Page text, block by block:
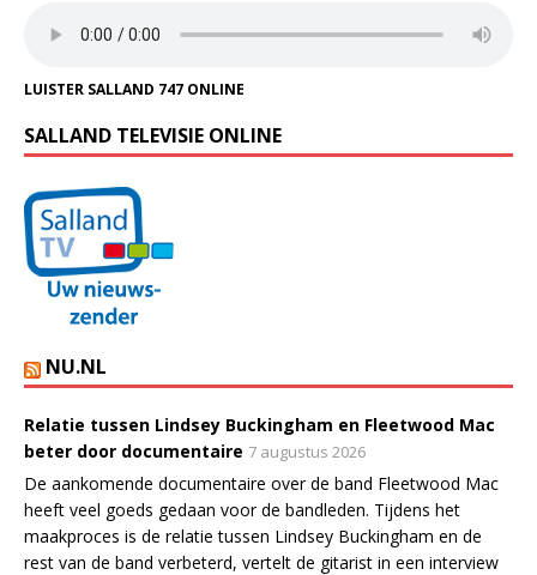
LUISTER SALLAND 747 ONLINE
SALLAND TELEVISIE ONLINE
NU.NL
Relatie tussen Lindsey Buckingham en Fleetwood Mac
beter door documentaire 7 augustus 2026
De aankomende documentaire over de band Fleetwood Mac
heeft veel goeds gedaan voor de bandleden. Tijdens het
maakproces is de relatie tussen Lindsey Buckingham en de
rest van de band verbeterd, vertelt de gitarist in een interview